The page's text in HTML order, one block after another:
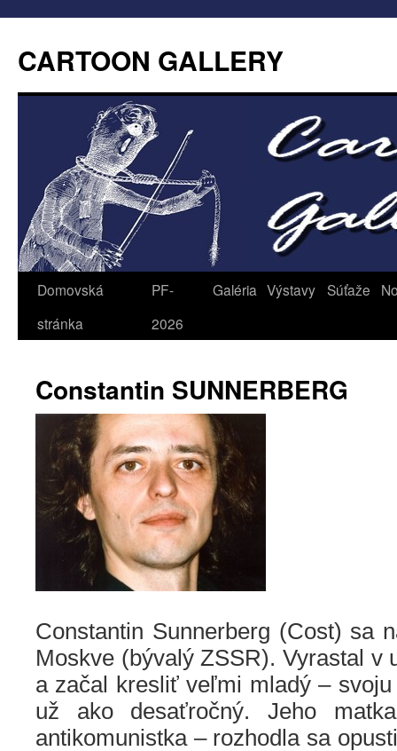
CARTOON GALLERY
Domovská
stránka
PF-
2026
Galéria Výstavy Súťaže
Constantin SUNNERBERG
Constantin Sunnerberg (Cost) sa
Moskve (bývalý ZSSR). Vyrastal v
a začal kresliť veľmi mladý –
už ako desaťročný. Jeho
antikomunistka – rozhodla sa